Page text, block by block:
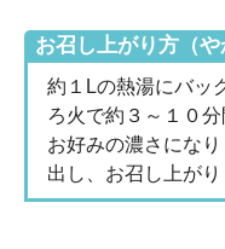
お召し上がり方（や
約１Lの熱湯にバッ
ろ火で約３～１０分
お好みの濃さにな
出し、お召し上が